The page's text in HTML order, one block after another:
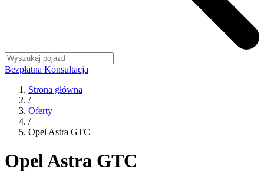
Bezpłatna Konsultacja
Strona główna
/
Oferty
/
Opel Astra GTC
Opel Astra GTC